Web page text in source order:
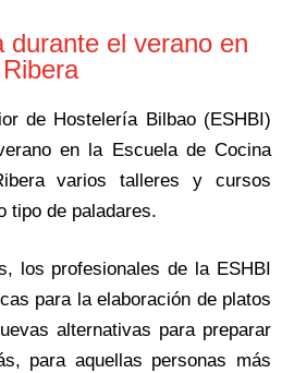
durante el verano en
de Hostelería Bilbao (ESHBI)
en la Escuela de Cocina
varios talleres y cursos
tipo de paladares.
los profesionales de la ESHBI
para la elaboración de platos
alternativas para preparar
para aquellas personas más